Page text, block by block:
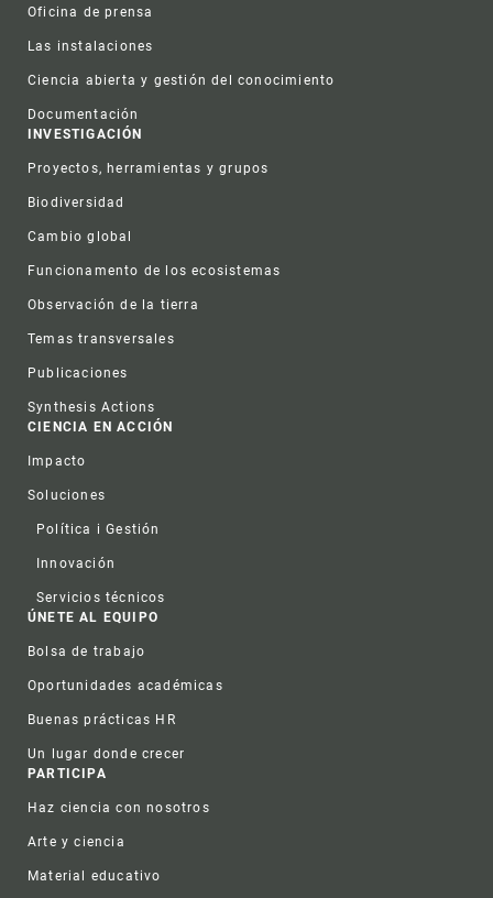
Oficina de prensa
Las instalaciones
Ciencia abierta y gestión del conocimiento
Documentación
INVESTIGACIÓN
Proyectos, herramientas y grupos
Biodiversidad
Cambio global
Funcionamento de los ecosistemas
Observación de la tierra
Temas transversales
Publicaciones
Synthesis Actions
CIENCIA EN ACCIÓN
Impacto
Soluciones
Política i Gestión
Innovación
Servicios técnicos
ÚNETE AL EQUIPO
Bolsa de trabajo
Oportunidades académicas
Buenas prácticas HR
Un lugar donde crecer
PARTICIPA
Haz ciencia con nosotros
Arte y ciencia
Material educativo